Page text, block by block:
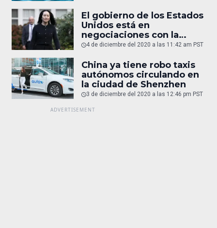
El gobierno de los Estados
Unidos está en
negociaciones con la
directora financiera de
regresar a China
4 de diciembre del 2020 a las 11:42 am PST
China ya tiene robo taxis
autónomos circulando en
la ciudad de Shenzhen
3 de diciembre del 2020 a las 12:46 pm PST